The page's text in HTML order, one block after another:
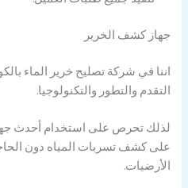
جهاز كشف الخرير
اننا في شركة تصليح خرير الماء
التقدم والتطور والتكنولوجيا.
لذلك تحرص على استخدام أحدث
على كشف تسربات المياه دون
الأرضيات.